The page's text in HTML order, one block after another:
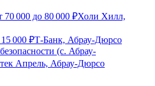
70 000 до 80 000 ₽Холи Хилл,
15 000 ₽Т-Банк, Абрау-Дюрсо
(с. Абрау-
Апрель, Абрау-Дюрсо